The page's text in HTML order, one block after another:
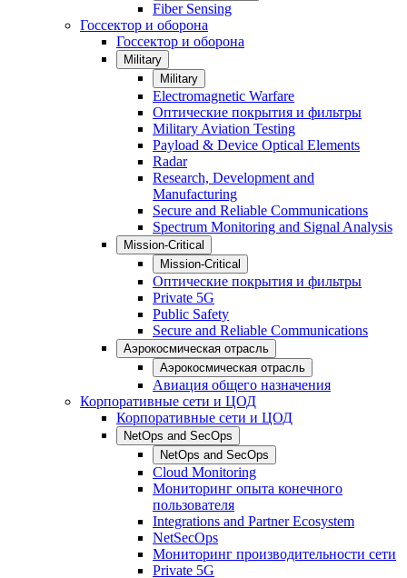
Fiber Sensing
Госсектор и оборона
Госсектор и оборона
Military
Military
Electromagnetic Warfare
Оптические покрытия и фильтры
Military Aviation Testing
Payload & Device Optical Elements
Radar
Research, Development and
Manufacturing
Secure and Reliable Communications
Spectrum Monitoring and Signal Analysis
Mission-Critical
Mission-Critical
Оптические покрытия и фильтры
Private 5G
Public Safety
Secure and Reliable Communications
Аэрокосмическая отрасль
Аэрокосмическая отрасль
Авиация общего назначения
Корпоративные сети и ЦОД
Корпоративные сети и ЦОД
NetOps and SecOps
NetOps and SecOps
Cloud Monitoring
Мониторинг опыта конечного
пользователя
Integrations and Partner Ecosystem
NetSecOps
Мониторинг производительности сети
Private 5G